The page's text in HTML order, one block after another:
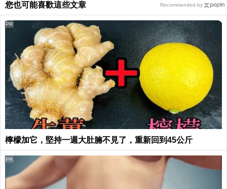
您也可能喜歡這些文章
檸檬加它，堅持一週大肚腩不見了，重新回到45公斤
PR
PR
Recommended by